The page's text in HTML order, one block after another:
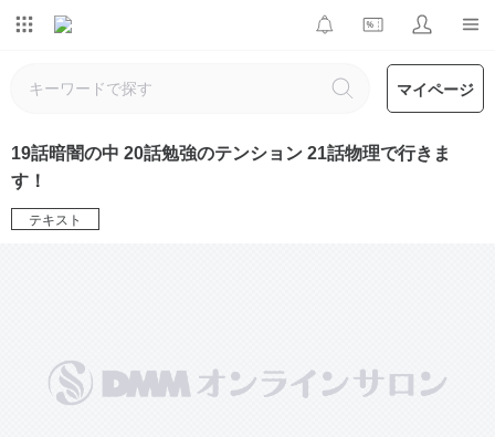
マイページ
19話暗闇の中 20話勉強のテンション 21話物理で行きま
す！
テキスト